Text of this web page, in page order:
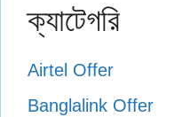
ক্যাটেগরি
Airtel Offer
Banglalink Offer